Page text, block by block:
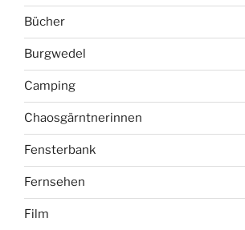
Bücher
Burgwedel
Camping
Chaosgärntnerinnen
Fensterbank
Fernsehen
Film